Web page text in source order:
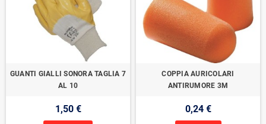
GUANTI GIALLI SONORA TAGLIA 7
AL 10
1,50 €
COPPIA AURICOLARI
ANTIRUMORE 3M
0,24 €